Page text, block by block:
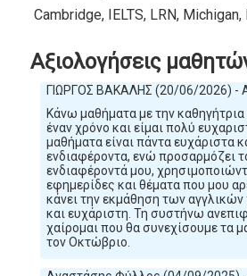
Cambridge, IELTS, LRN,
Αξιολογήσεις
ΓΙΩΡΓΟΣ ΒΑΚΑΛΗΣ (20/06/2026) -
Κάνω μαθήματα με την
έναν χρόνο και είμαι πολύ
μαθήματα είναι πάντα ευχάριστα
ενδιαφέροντα, ενώ προσαρμόζει
ενδιαφέροντά μου,
εφημερίδες και θέματα που μου
κάνει την εκμάθηση των αγγλικών
και ευχάριστη. Τη συστήνω
χαίρομαι που θα συνεχίσουμε τα
τον Οκτώβριο.